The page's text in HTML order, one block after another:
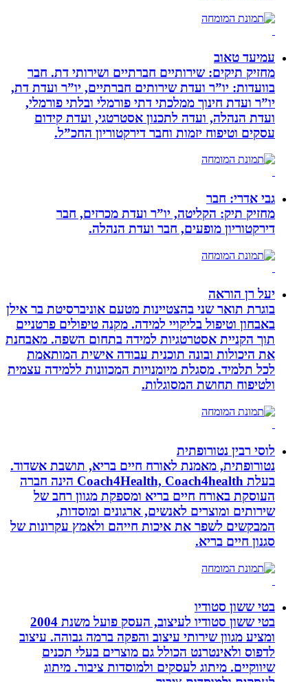
עמיעד טאוב
מחזיק תיקים: שירותיים חברתיים ושירותי דת. חבר
בוועדות: יו”ר ועדת שירותים חברתיים, יו”ר ועדת דת,
יו”ר ועדת חינוך ממלכתי דתי פורמלי ובלתי פורמלי,
ועדת הנהלה, ועדה לתכנון אסטרטגי, ועדת קידום
עסקים וטיפוח יזמות וחבר דירקטוריון החכ”ל.
גבי אדרי: חבר
מחזיק תיק: הקליטה, יו”ר ועדת מכרזים, חבר
דירקטוריון מופעים, חבר ועדת הנהלה.
יעל רן הוראה
בוגרת תואר שני בהצטיינות מטעם אוניברסיטת בר אילן
באבחון וטיפול בליקויי למידה. מקנה טיפולים פרטניים
תוך הקניית אסטרטגיות למידה בתחום השפה. מאבחנת
את היכולות ובונה תוכנית עבודה אישית המותאמת
לכל תלמיד. מסגלת מיומנויות המכוונות ללמידה עצמית
ולטיפוח תחושת המסוגלות.
לוסי רבין נטורופתית
נטורופתית, מאמנת לאורח חיים בריא, תושבת אשדוד.
בעלת Coach4Health, Coach4health הינה חברה
העוסקת באורח חיים בריא ומספקת מגוון רחב של
שירותים ומוצרים לאנשים, ארגונים ומוסדות,
המבקשים לשפר את איכות חייהם ולאמץ עקרונות של
סגנון חיים בריא.
בטי ששון סטודיו
בטי ששון סטודיו לעיצוב, העסק פועל משנת 2004
ומציע מגוון שירותי עיצוב והפקה ברמה גבוהה. עיצוב
לדפוס ולאינטרנט הכולל גם מוצרים בעלי תכנים
שיווקיים. מיתוג לעסקים ולמוסדות ציבור. מיתוג